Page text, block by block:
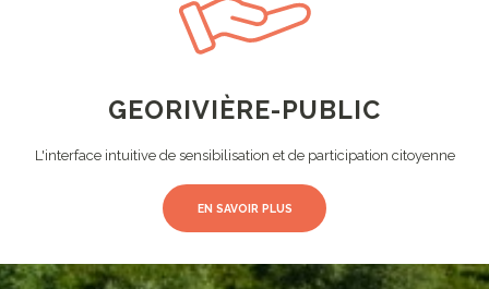
GEORIVIÈRE-PUBLIC
L'interface intuitive de sensibilisation et de participation citoyenne
EN SAVOIR PLUS